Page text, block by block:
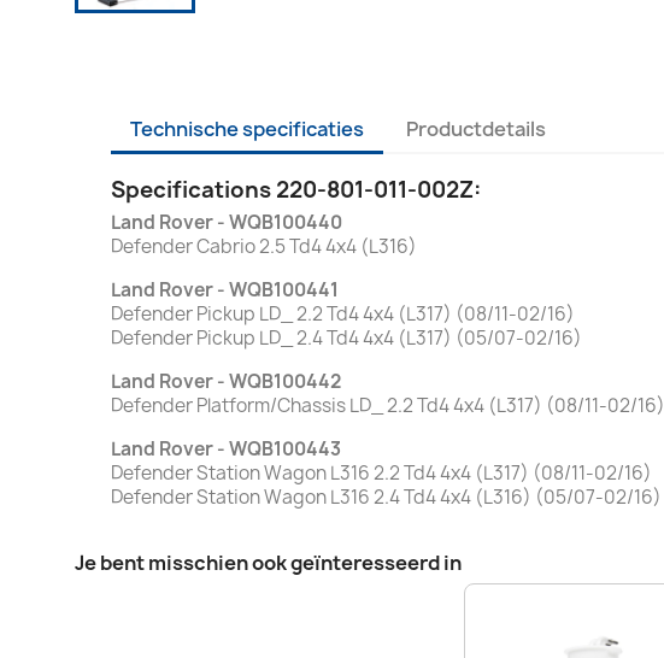
Technische specificaties Productdetails
Specifications 220-801-011-002Z:
Land Rover - WQB100440
Defender Cabrio 2.5 Td4 4x4 (L316)
Land Rover - WQB100441
Defender Pickup LD_ 2.2 Td4 4x4 (L317) (08/11-02/16)
Defender Pickup LD_ 2.4 Td4 4x4 (L317) (05/07-02/16)
Land Rover - WQB100442
Defender Platform/Chassis LD_ 2.2 Td4 4x4 (L317) (08/11-02/16)
Land Rover - WQB100443
Defender Station Wagon L316 2.2 Td4 4x4 (L317) (08/11-02/16)
Defender Station Wagon L316 2.4 Td4 4x4 (L316) (05/07-02/16)
Je bent misschien ook geïnteresseerd in